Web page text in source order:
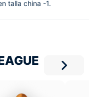
talla china -1.